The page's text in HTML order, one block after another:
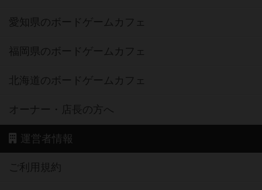
愛知県のボードゲームカフェ
福岡県のボードゲームカフェ
北海道のボードゲームカフェ
オーナー・店長の方へ
運営者情報
ご利用規約